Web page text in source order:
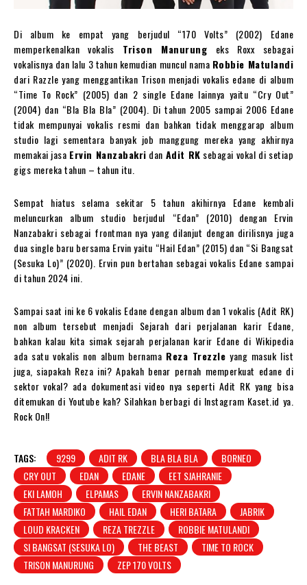
Di album ke empat yang berjudul “170 Volts” (2002) Edane
memperkenalkan vokalis Trison Manurung eks Roxx sebagai
vokalisnya dan lalu 3 tahun kemudian muncul nama Robbie Matulandi
dari Razzle yang menggantikan Trison menjadi vokalis edane di album
“Time To Rock” (2005) dan 2 single Edane lainnya yaitu “Cry Out”
(2004) dan “Bla Bla Bla” (2004). Di tahun 2005 sampai 2006 Edane
tidak mempunyai vokalis resmi dan bahkan tidak menggarap album
studio lagi sementara banyak job manggung mereka yang akhirnya
memakai jasa Ervin Nanzabakri dan Adit RK sebagai vokal di setiap
gigs mereka tahun – tahun itu.
Sempat hiatus selama sekitar 5 tahun akihirnya Edane kembali
meluncurkan album studio berjudul “Edan” (2010) dengan Ervin
Nanzabakri sebagai frontman nya yang dilanjut dengan dirilisnya juga
dua single baru bersama Ervin yaitu “Hail Edan” (2015) dan “Si Bangsat
(Sesuka Lo)” (2020). Ervin pun bertahan sebagai vokalis Edane sampai
di tahun 2024 ini.
Sampai saat ini ke 6 vokalis Edane dengan album dan 1 vokalis (Adit RK)
non album tersebut menjadi Sejarah dari perjalanan karir Edane,
bahkan kalau kita simak sejarah perjalanan karir Edane di Wikipedia
ada satu vokalis non album bernama Reza Trezzle yang masuk list
juga, siapakah Reza ini? Apakah benar pernah memperkuat edane di
sektor vokal? ada dokumentasi video nya seperti Adit RK yang bisa
ditemukan di Youtube kah? Silahkan berbagi di Instagram Kaset.id ya.
Rock On!!
TAGS: 9299 ADIT RK BLA BLA BLA
BORNEO
CRY OUT
EDAN EDANE
EET SJAHRANIE
EKI LAMOH
ELPAMAS
ERVIN NANZABAKRI
FATTAH MARDIKO
HAIL EDAN HERI BATARA
JABRIK
LOUD KRACKEN
REZA TREZZLE
ROBBIE MATULANDI
SI BANGSAT (SESUKA LO)
THE BEAST
TIME TO ROCK
TRISON MANURUNG
ZEP 170 VOLTS